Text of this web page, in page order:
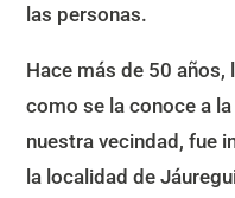
las personas.
Hace más de 50 años,
como se la conoce a
nuestra vecindad, fue
la localidad de